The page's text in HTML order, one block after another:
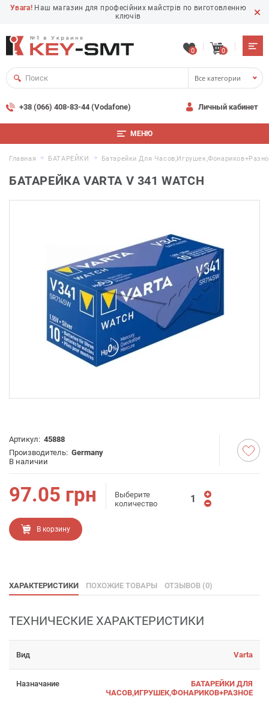
Увага! Наш магазин для професійних майстрів по виготовленню
ключів
0 0
Все категории
+38 (066) 408-83-44 (Vodafone) Личный кабинет
МЕНЮ
Главная БАТАРЕЙКИ Батарейки Для
БАТАРЕЙКА VARTA V 341 WATCH
Артикул: 45888
Производитель: Germany
В наличии
97.05 грн
Выберите
количество
В корзину
ХАРАКТЕРИСТИКИ ПОХОЖИЕ ТОВАРЫ ОТЗЫВОВ (0)
ТЕХНИЧЕСКИЕ ХАРАКТЕРИСТИКИ
Вид Varta
Назначание
БАТАРЕЙКИ ДЛЯ
ЧАСОВ,ИГРУШЕК,ФОНАРИКОВ+РАЗНОЕ